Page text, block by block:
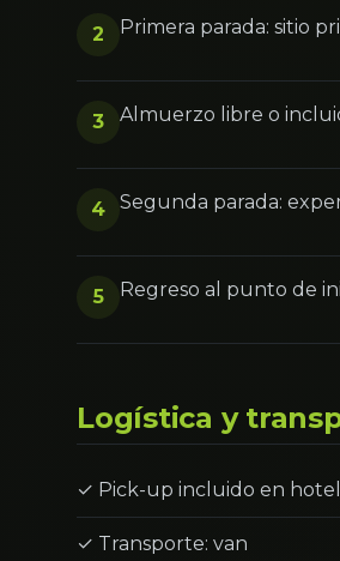
2 Primera parada: sitio
3 Almuerzo libre o
4 Segunda parada:
5 Regreso al punto de
Logística y
✓ Pick-up incluido en
✓ Transporte: van